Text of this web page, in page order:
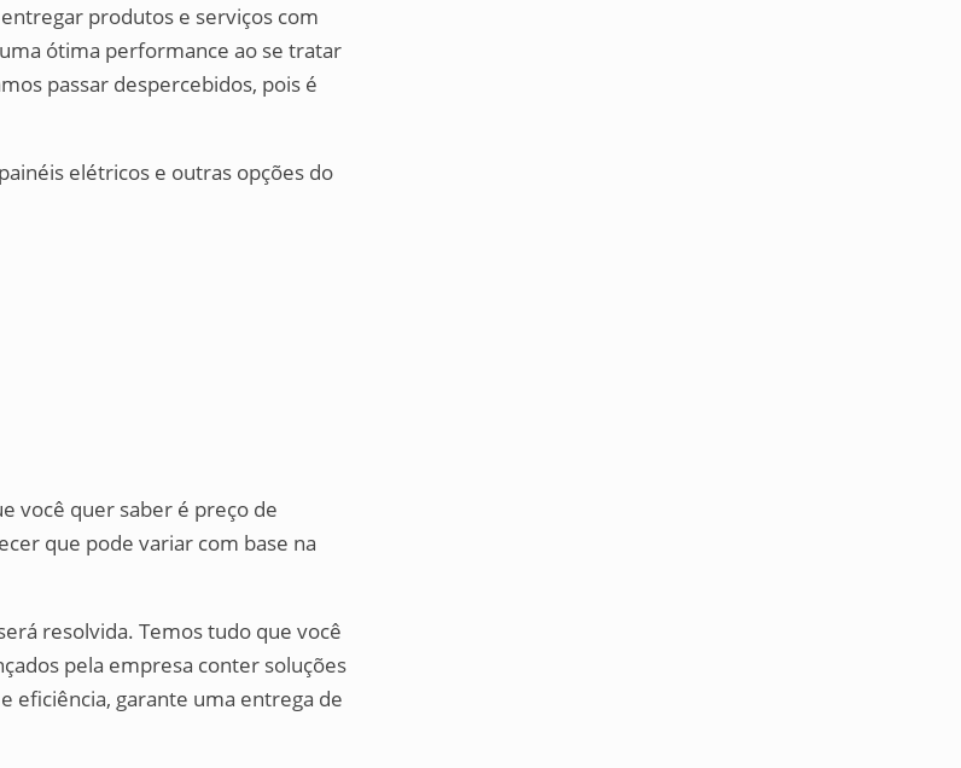
produtos e serviços com
ótima performance ao se tratar
passar despercebidos, pois é
elétricos e outras opções do
você quer saber é preço de
que pode variar com base na
resolvida. Temos tudo que você
pela empresa conter soluções
eficiência, garante uma entrega de